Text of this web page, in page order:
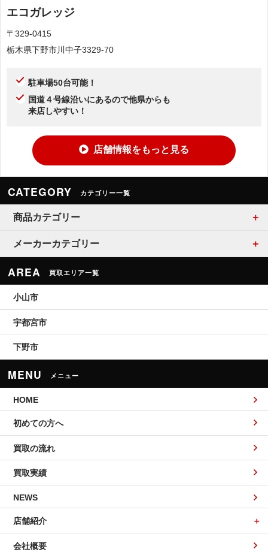
エコガレッジ
〒329-0415
栃木県下野市川中子3329-70
駐車場50台可能！
国道４号線沿いにあるので他県からも
来店しやすい！
店舗情報をもっと見る
CATEGORY カテゴリー一覧
商品カテゴリー
メーカーカテゴリー
AREA 買取エリア一覧
小山市
宇都宮市
下野市
MENU メニュー
HOME
初めての方へ
買取の流れ
買取実績
NEWS
店舗紹介
会社概要